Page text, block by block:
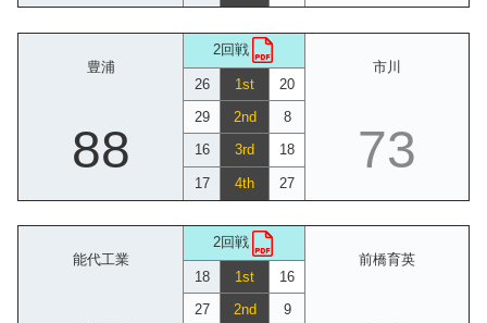
豊浦
2回戦
市川
26
1st 20
88
29 2nd 8
73
16 3rd 18
17 4th 27
能代工業
2回戦
前橋育英
18
1st 16
27 2nd 9